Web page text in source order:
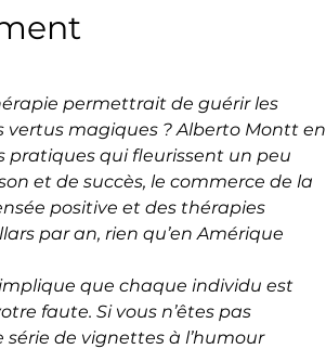
permettrait de guérir les
vertus magiques ? Alberto Montt en
pratiques qui fleurissent un peu
et de succès, le commerce de la
positive et des thérapies
par an, rien qu’en Amérique
que chaque individu est
faute. Si vous n’êtes pas
de vignettes à l’humour